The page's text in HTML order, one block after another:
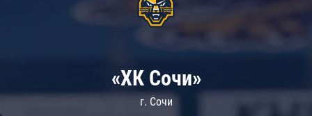
«ХК Сочи»
г. Сочи